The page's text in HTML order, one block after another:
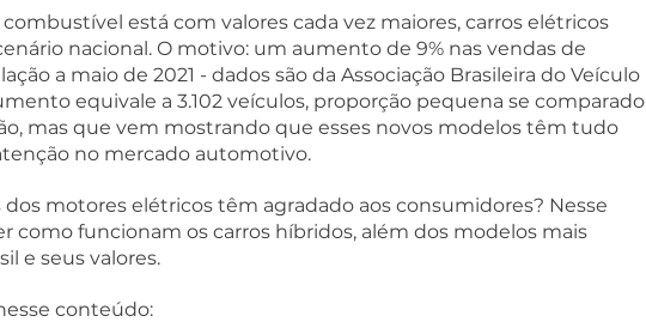
está com valores cada vez maiores, carros elétricos
nacional. O motivo: um aumento de 9% nas vendas de
a maio de 2021 - dados são da Associação Brasileira do Veículo
equivale a 3.102 veículos, proporção pequena se comparado
mas que vem mostrando que esses novos modelos têm tudo
no mercado automotivo.
dos motores elétricos têm agradado aos consumidores? Nesse
como funcionam os carros híbridos, além dos modelos mais
e seus valores.
conteúdo: